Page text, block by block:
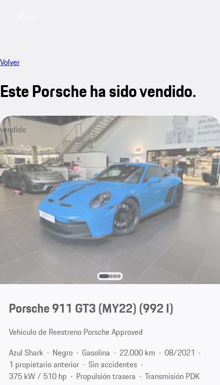
Volver
Este Porsche ha sido vendido.
vendido
Porsche 911 GT3 (MY22)(992 I)
Vehículo de Reestreno Porsche Approved
Azul Shark
Negro Gasolina 22.000 km
08/2021
1 propietario anterior
Sin accidentes
375 kW / 510 hp
Propulsión trasera
Transmisión PDK